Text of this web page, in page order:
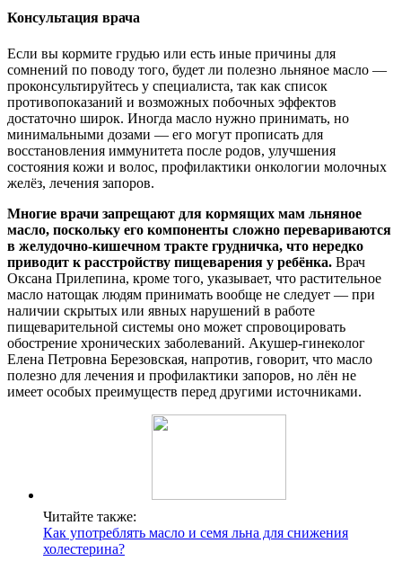
Консультация врача
Если вы кормите грудью или есть иные причины для
сомнений по поводу того, будет ли полезно льняное масло —
проконсультируйтесь у специалиста, так как список
противопоказаний и возможных побочных эффектов
достаточно широк. Иногда масло нужно принимать, но
минимальными дозами — его могут прописать для
восстановления иммунитета после родов, улучшения
состояния кожи и волос, профилактики онкологии молочных
желёз, лечения запоров.
Многие врачи запрещают для кормящих мам льняное
масло, поскольку его компоненты сложно перевариваются
в желудочно-кишечном тракте грудничка, что нередко
приводит к расстройству пищеварения у ребёнка. Врач
Оксана Прилепина, кроме того, указывает, что растительное
масло натощак людям принимать вообще не следует — при
наличии скрытых или явных нарушений в работе
пищеварительной системы оно может спровоцировать
обострение хронических заболеваний. Акушер-гинеколог
Елена Петровна Березовская, напротив, говорит, что масло
полезно для лечения и профилактики запоров, но лён не
имеет особых преимуществ перед другими источниками.
Читайте также:
Как употреблять масло и семя льна для снижения
холестерина?